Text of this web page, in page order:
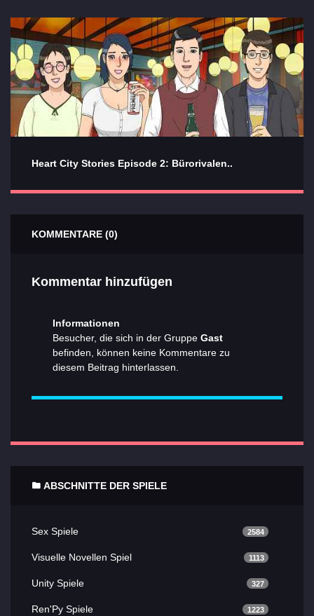
Heart City Stories Episode 2: Bürorivalen..
KOMMENTARE (0)
Kommentar hinzufügen
Informationen
Besucher, die sich in der Gruppe Gast
befinden, können keine Kommentare zu
diesem Beitrag hinterlassen.
ABSCHNITTE DER SPIELE
Sex Spiele 2584
Visuelle Novellen Spiel 1113
Unity Spiele 327
Ren'Py Spiele 1223